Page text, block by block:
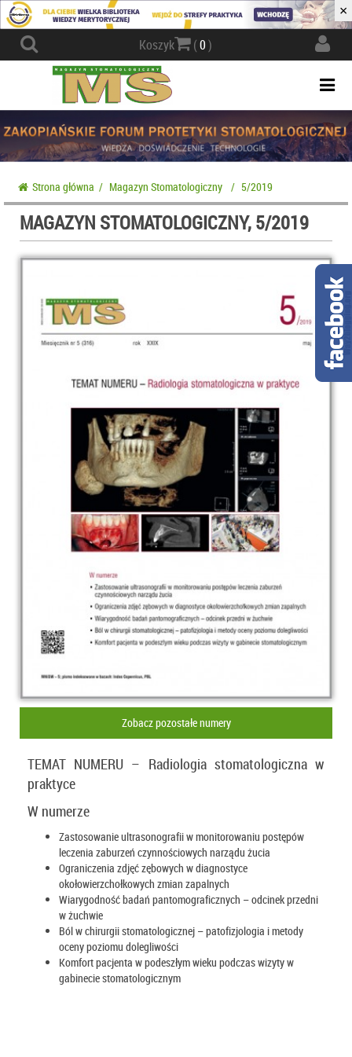
×
Koszyk (0)
Strona główna / Magazyn Stomatologiczny / 5/2019
MAGAZYN STOMATOLOGICZNY, 5/2019
Zobacz pozostałe numery
TEMAT NUMERU – Radiologia stomatologiczna w
praktyce
W numerze
Zastosowanie ultrasonografii w monitorowaniu postępów
leczenia zaburzeń czynnościowych narządu żucia
Ograniczenia zdjęć zębowych w diagnostyce
okołowierzchołkowych zmian zapalnych
Wiarygodność badań pantomograficznych – odcinek przedni
w żuchwie
Ból w chirurgii stomatologicznej – patofizjologia i metody
oceny poziomu dolegliwości
Komfort pacjenta w podeszłym wieku podczas wizyty w
gabinecie stomatologicznym